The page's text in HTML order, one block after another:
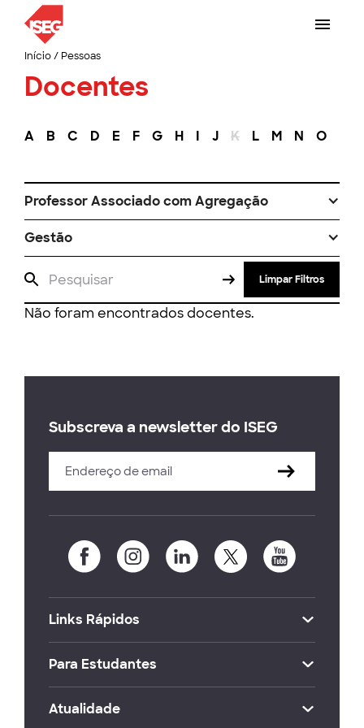
Início/ Pessoas
Docentes
A B C D E F G H I J K L M N O
Professor Associado com Agregação
Gestão
Limpar Filtros
Não foram encontrados docentes.
Subscreva a newsletter do ISEG
Links Rápidos
Para Estudantes
Atualidade